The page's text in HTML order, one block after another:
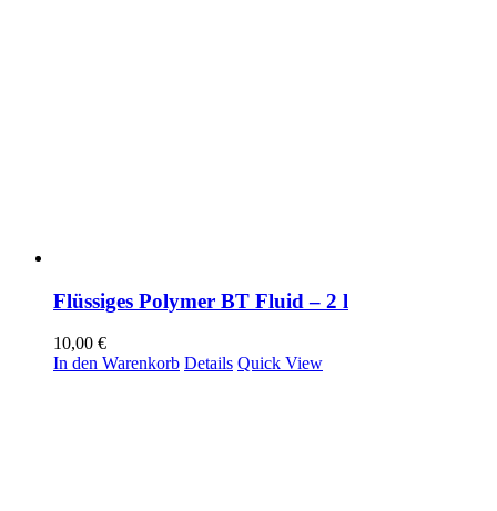
Flüssiges Polymer BT Fluid – 2 l
10,00 €
In den Warenkorb Details Quick View